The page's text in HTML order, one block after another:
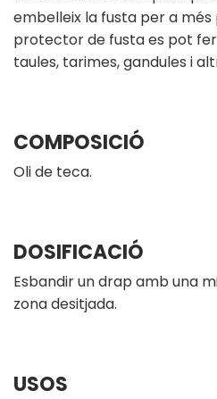
embelleix la fusta per a
protector de fusta es pot
taules, tarimes, gandules i
COMPOSICIÓ
Oli de teca.
DOSIFICACIÓ
Esbandir un drap amb una
zona desitjada.
USOS